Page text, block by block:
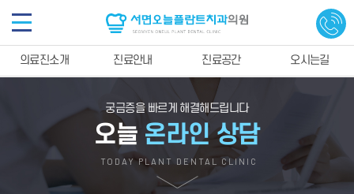
의료진소개 진료안내 진료공간 오시는길
궁금증을 빠르게 해결해드립니다
오늘 온라인 상담
TODAY PLANT DENTAL CLINIC